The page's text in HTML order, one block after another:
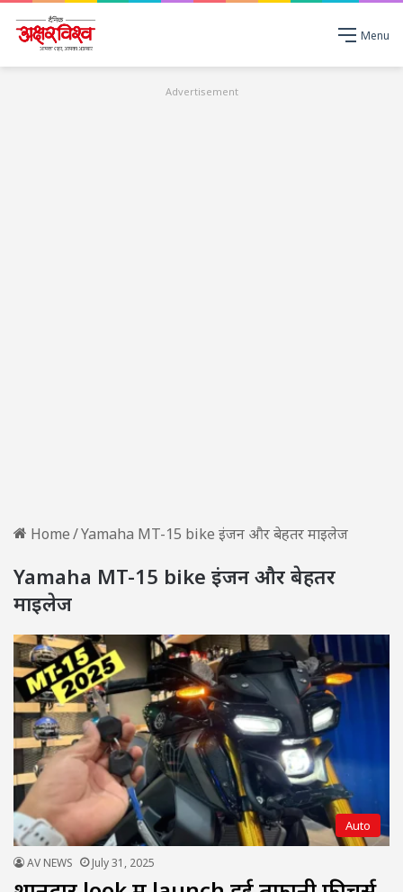
Menu
Advertisement
Home/Yamaha MT-15 bike इंजन और बेहतर माइलेज
Yamaha MT-15 bike इंजन और बेहतर
माइलेज
Auto
AV NEWS July 31, 2025